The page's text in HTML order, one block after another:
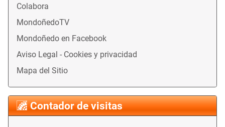
Colabora
MondoñedoTV
Mondoñedo en Facebook
Aviso Legal - Cookies y privacidad
Mapa del Sitio
Contador de visitas